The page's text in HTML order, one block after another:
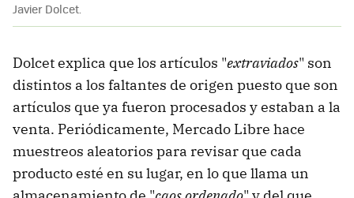
Javier Dolcet.
Dolcet explica que los artículos "extraviados" son
distintos a los faltantes de origen puesto que son
artículos que ya fueron procesados y estaban a la
venta. Periódicamente, Mercado Libre hace
muestreos aleatorios para revisar que cada
producto esté en su lugar, en lo que llama un